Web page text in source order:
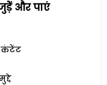
और पाएं
कंटेंट